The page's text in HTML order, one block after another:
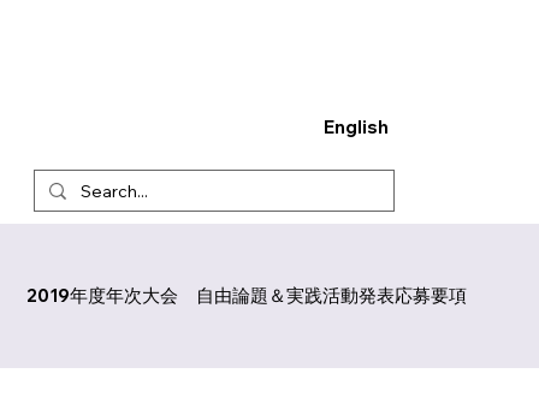
English
2019年度年次大会 自由論題＆実践活動発表応募要項